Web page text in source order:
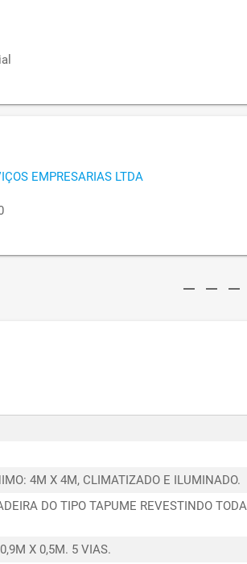
EMPRESARIAS LTDA
remove remove remove
4M X 4M, CLIMATIZADO E ILUMINADO.
DO TIPO TAPUME REVESTINDO TODA
X 0,5M. 5 VIAS.